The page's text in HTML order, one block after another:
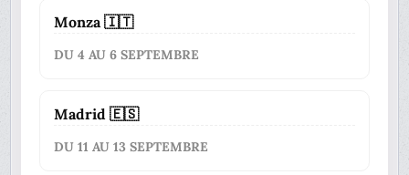
Monza 🇮🇹
DU 4 AU 6 SEPTEMBRE
Madrid 🇪🇸
DU 11 AU 13 SEPTEMBRE